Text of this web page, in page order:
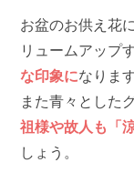
お盆のお供え花
リュームアップ
な印象になります
また青々とした
祖様や故人も「
しょう。